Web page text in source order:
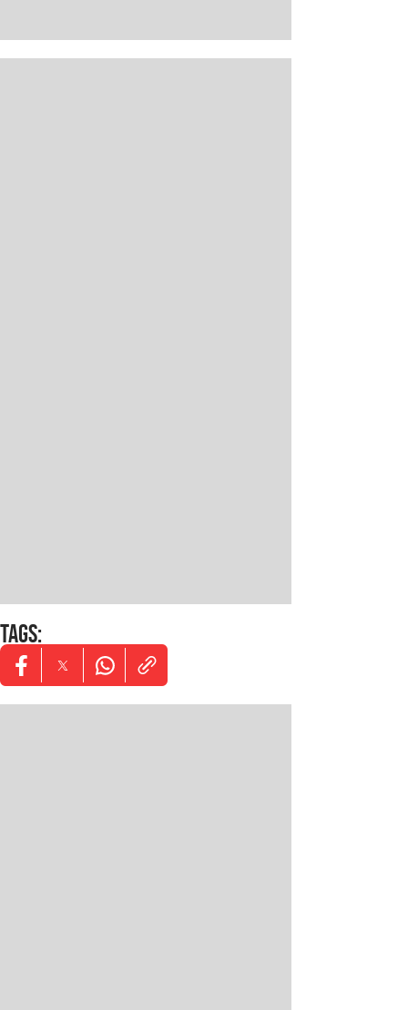
TAGS:
Opens in new window
Opens in new window
Opens in new window